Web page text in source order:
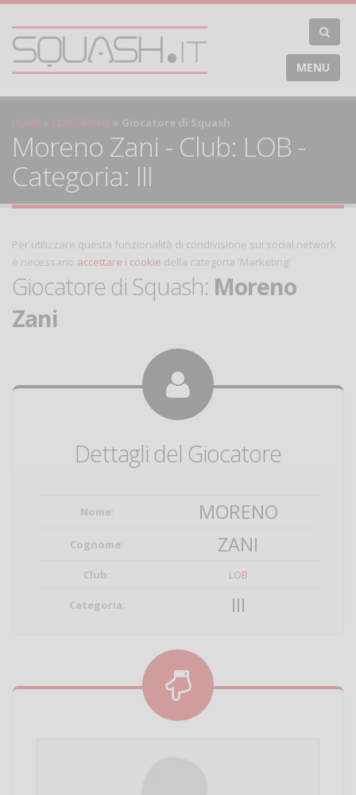
MENU
HOME CLASSIFICHE Giocatore di Squash
Moreno Zani - Club: LOB -
Categoria: III
Per utilizzare questa funzionalità di condivisione sui social network
è necessario accettare i cookie della categoria 'Marketing'
Giocatore di Squash: Moreno
Zani
Dettagli del Giocatore
Nome: MORENO
Cognome: ZANI
Club: LOB
Categoria: III